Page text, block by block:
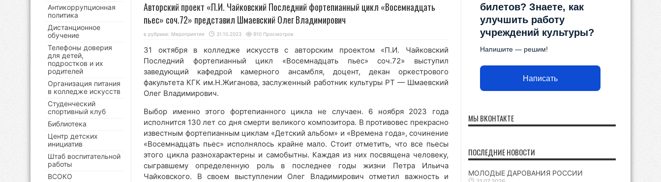
Авторский проект «П.И. Чайковский Последний фортепианный цикл «Восемнадцать
пьес» соч.72» представил Шмаевский Олег Владимирович
в рубрике: Мероприятия 31.10.2023 910 Просмотров
31 октября в колледже искусств с авторским проектом «П.И. Чайковский
Последний фортепианный цикл «Восемнадцать пьес» соч.72» выступил
заведующий кафедрой камерного ансамбля, доцент, декан оркестрового
факультета КГК им.Н.Жиганова, заслуженный работник культуры РТ — Шмаевский
Олег Владимирович.
Выбор именно этого фортепианного цикла не случаен. 6 ноября 2023 года
исполнится 130 лет со дня смерти великого композитора. В противовес прекрасно
известным фортепианным циклам «Детский альбом» и «Времена года», сочинение
«Восемнадцать пьес» исполнялось крайне мало. Стоит отметить, что все пьесы
этого цикла разнохарактерны и самобытны. Каждая из них посвящена человеку,
сыгравшему определенную роль в последнее годы жизни Петра Ильича
Чайковского. В своем выступлении Олег Владимирович отметил важность и
Антикоррупционная
политика
Дистанционное
обучение
Телефоны доверия
для детей,
подростков и их
родителей
Организация питания
в колледже искусств
Студенческий
спортивный клуб
Библиотека
Центр детских
инициатив
Штаб воспитательной
работы
ВСОКО
билетов? Знаете, как
улучшить работу
учреждений культуры?
Напишите — решим!
Написать
МЫ ВКОНТАКТЕ
ПОСЛЕДНИЕ НОВОСТИ
МОЛОДЫЕ ДАРОВАНИЯ РОССИИ